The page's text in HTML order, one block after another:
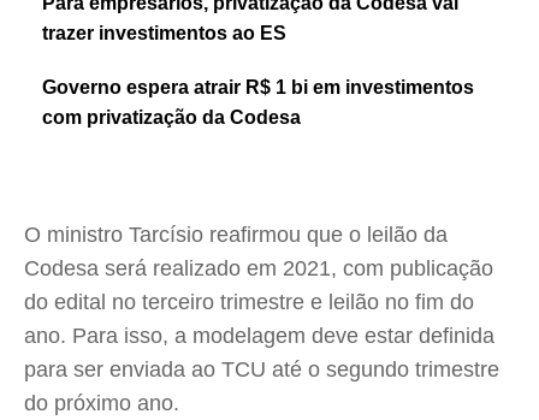
trazer investimentos ao ES
Governo espera atrair R$ 1 bi em investimentos
com privatização da Codesa
O ministro Tarcísio reafirmou que o leilão da
Codesa será realizado em 2021, com publicação
do edital no terceiro trimestre e leilão no fim do
ano. Para isso, a modelagem deve estar definida
para ser enviada ao TCU até o segundo trimestre
do próximo ano.